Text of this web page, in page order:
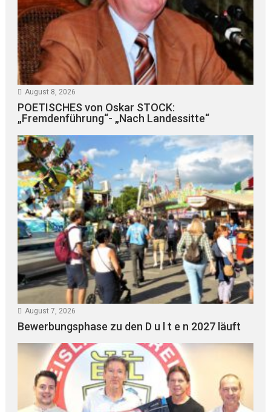
August 8, 2026
POETISCHES von Oskar STOCK:
„Fremdenführung“- „Nach Landessitte“
August 7, 2026
Bewerbungsphase zu den D u l t e n 2027 läuft